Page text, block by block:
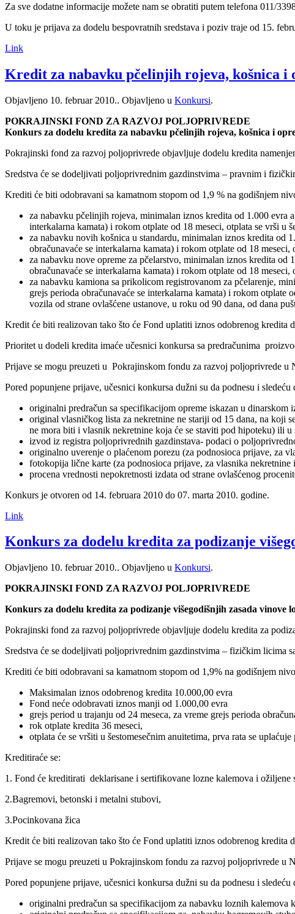
Za sve dodatne informacije možete nam se obratiti putem telefona 011/
U toku je prijava za dodelu bespovratnih sredstava i poziv traje od 15.
Link
Kredit za nabavku pčelinjih rojeva, košnica i
Objavljeno 10. februar 2010.. Objavljeno u Konkursi.
POKRAJINSKI FOND ZA RAZVOJ POLJOPRIVREDE
Konkurs za dodelu kredita za nabavku pčelinjih rojeva, košnica i
Pokrajinski fond za razvoj poljoprivrede objavljuje dodelu kredita
Sredstva će se dodeljivati poljoprivrednim gazdinstvima – pravnim i
Krediti će biti odobravani sa kamatnom stopom od 1,9 % na godišnjem
za nabavku pčelinjih rojeva, minimalan iznos kredita od 1.000 evra
interkalarna kamata) i rokom otplate od 18 meseci, otplata se vrši u
za nabavku novih košnica u standardu, minimalan iznos kredita od
obračunavaće se interkalarna kamata) i rokom otplate od 18 meseci,
za nabavku nove opreme za pčelarstvo, minimalan iznos kredita od
obračunavaće se interkalarna kamata) i rokom otplate od 18 meseci,
za nabavku kamiona sa prikolicom registrovanom za pčelarenje,
grejs perioda obračunavaće se interkalarna kamata) i rokom
vozila od strane ovlašćene ustanove, u roku od 90 dana, od dana
Kredit će biti realizovan tako što će Fond uplatiti iznos odobrenog
Prioritet u dodeli kredita imaće učesnici konkursa sa predračunima
Prijave se mogu preuzeti u Pokrajinskom fondu za razvoj poljoprivrede
Pored popunjene prijave, učesnici konkursa dužni su da podnesu i sledeću
originalni predračun sa specifikacijom opreme iskazan u
original vlasničkog lista za nekretnine ne stariji od 15 dana, na koji
ne mora biti i vlasnik nekretnine koja će se staviti pod hipoteku) ili
izvod iz registra poljoprivrednih gazdinstava- podaci o
originalno uverenje o plaćenom porezu (za podnosioca prijave, za
fotokopija lične karte (za podnosioca prijave, za vlasnika
procena vrednosti nepokretnosti izdata od strane ovlašćenog
Konkurs je otvoren od 14. februara 2010 do 07. marta 2010. godine.
Link
Konkurs za dodelu kredita za podizanje
Objavljeno 10. februar 2010.. Objavljeno u Konkursi.
POKRAJINSKI FOND ZA RAZVOJ POLJOPRIVREDE
Konkurs za dodelu kredita za podizanje višegodišnjih zasada vinove
Pokrajinski fond za razvoj poljoprivrede objavljuje dodelu kredita za
Sredstva će se dodeljivati poljoprivrednim gazdinstvima – fizičkim licima
Krediti će biti odobravani sa kamatnom stopom od 1,9% na godišnjem
Maksimalan iznos odobrenog kredita 10.000,00 evra
Fond neće odobravati iznos manji od 1.000,00 evra
grejs period u trajanju od 24 meseca, za vreme grejs perioda
rok otplate kredita 36 meseci,
otplata će se vršiti u šestomesečnim anuitetima, prva rata se
Kreditiraće se:
1. Fond će kreditirati deklarisane i sertifikovane lozne kalemova i ožiljene
2.Bagremovi, betonski i metalni stubovi,
3.Pocinkovana žica
Kredit će biti realizovan tako što će Fond uplatiti iznos odobrenog kredita
Prijave se mogu preuzeti u Pokrajinskom fondu za razvoj poljoprivrede
Pored popunjene prijave, učesnici konkursa dužni su da podnesu i sledeću
originalni predračun sa specifikacijom za nabavku loznih